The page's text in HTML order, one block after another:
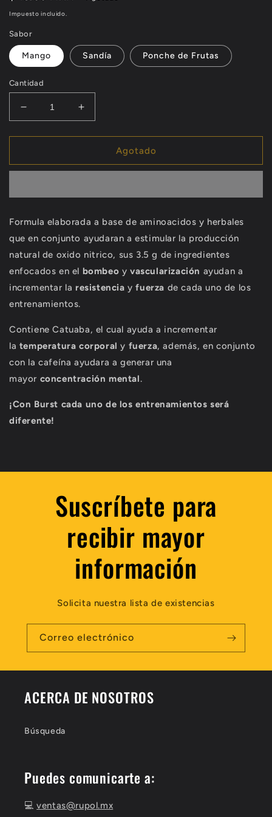
habitual
Impuesto incluido.
Sabor
Mango Sandía Ponche de Frutas
Cantidad
Reducir
cantidad
para
Burst
Aumentar
cantidad
para
Burst
Agotado
Formula elaborada a base de aminoacidos y herbales
que en conjunto ayudaran a estimular la producción
natural de oxido nitrico, sus 3.5 g de ingredientes
enfocados en el bombeo y vascularización ayudan a
incrementar la resistencia y fuerza de cada uno de los
entrenamientos.
Contiene Catuaba, el cual ayuda a incrementar
la temperatura corporal y fuerza, además, en conjunto
con la cafeína ayudara a generar una
mayor concentración mental.
¡Con Burst cada uno de los entrenamientos será
diferente!
Suscríbete para
recibir mayor
información
Solicita nuestra lista de existencias
Correo electrónico
ACERCA DE NOSOTROS
Búsqueda
Puedes comunicarte a:
💻ventas@rupol.mx